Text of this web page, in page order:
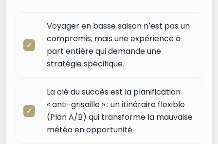
Voyager en basse saison n’est pas un
compromis, mais une expérience à
part entière qui demande une
stratégie spécifique.
La clé du succès est la planification
« anti-grisaille » : un itinéraire flexible
(Plan A/B) qui transforme la mauvaise
météo en opportunité.